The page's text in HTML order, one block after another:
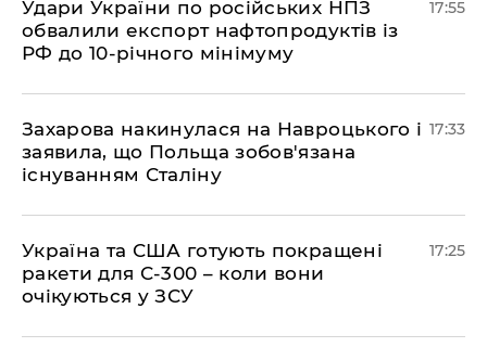
​Удари України по російських НПЗ
обвалили експорт нафтопродуктів із
РФ до 10-річного мінімуму
17:55
​Захарова накинулася на Навроцького і
заявила, що Польща зобов'язана
існуванням Сталіну
17:33
​Україна та США готують покращені
ракети для С-300 – коли вони
очікуються у ЗСУ
17:25